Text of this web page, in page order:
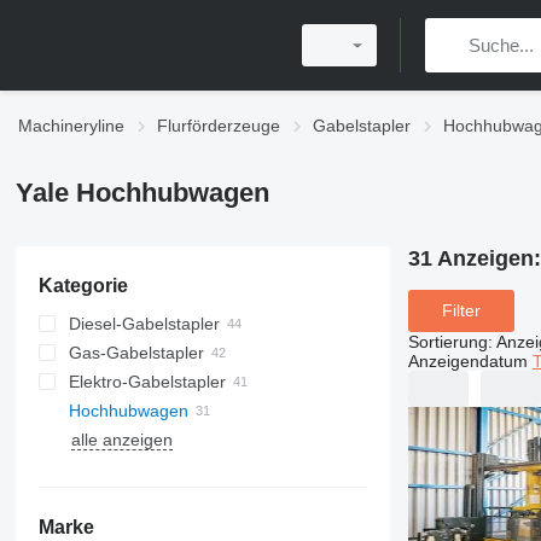
Machineryline Flurförderzeuge Gabelstapler
Yale Hochhubwagen
Kategorie
Diesel-Gabelstapler
Gas-Gabelstapler
Elektro-Gabelstapler
Hochhubwagen
alle anzeigen
Marke
31 Anzeigen:
Filter
Sortierung:
Anzeigendatum